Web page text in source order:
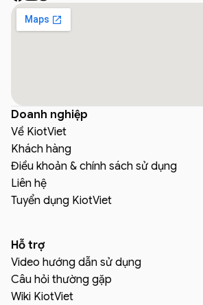
Doanh nghiệp
Về KiotViet
Khách hàng
Điều khoản & chính sách sử dụng
Liên hệ
Tuyển dụng KiotViet
Hỗ trợ
Video hướng dẫn sử dụng
Câu hỏi thường gặp
Wiki KiotViet